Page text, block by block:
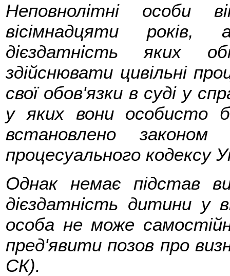
Неповнолітні особи
вісімнадцяти
дієздатність яких
здійснювати цивільні
свої обов'язки в суді у
у яких вони особисто
встановлено
процесуального кодексу
Однак немає підстав
дієздатність дитини у
особа не може
пред'явити позов про
СК).